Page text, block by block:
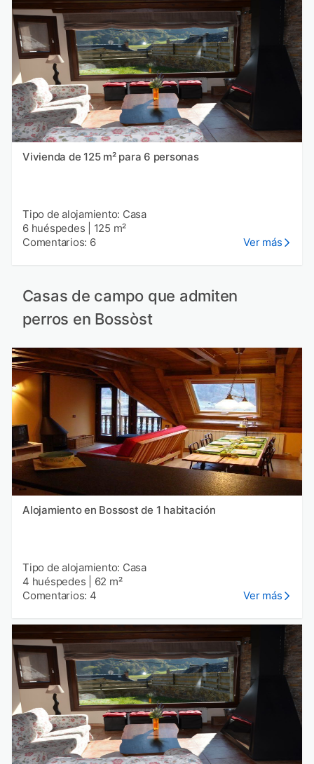
Vivienda de 125 m² para 6 personas
Tipo de alojamiento: Casa
6 huéspedes
125 m²
Comentarios: 6
Ver más
Casas de campo que admiten
perros en Bossòst
Alojamiento en Bossost de 1 habitación
Tipo de alojamiento: Casa
4 huéspedes
62 m²
Comentarios: 4
Ver más